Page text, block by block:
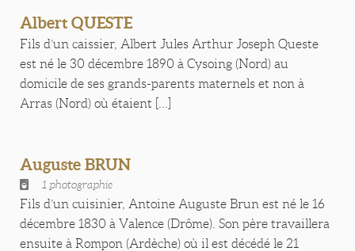
Albert QUESTE
Fils d’un caissier, Albert Jules Arthur Joseph Queste
est né le 30 décembre 1890 à Cysoing (Nord) au
domicile de ses grands-parents maternels et non à
Arras (Nord) où étaient [...]
Auguste BRUN
1 photographie
Fils d’un cuisinier, Antoine Auguste Brun est né le 16
décembre 1830 à Valence (Drôme). Son père travaillera
ensuite à Rompon (Ardèche) où il est décédé le 21